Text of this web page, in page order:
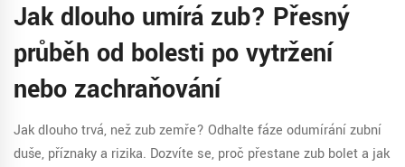
Jak dlouho umírá zub? Přesný
průběh od bolesti po vytržení
nebo zachraňování
Jak dlouho trvá, než zub zemře? Odhalte fáze odumírání zubní
duše, příznaky a rizika. Dozvíte se, proč přestane zub bolet a jak